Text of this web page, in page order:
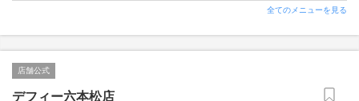
全てのメニューを見る
店舗公式
デフィー六本松店